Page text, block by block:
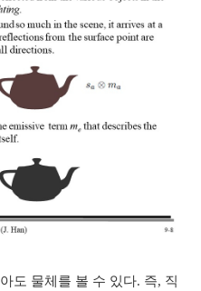
도 물체를 볼 수 있다. 즉, 직